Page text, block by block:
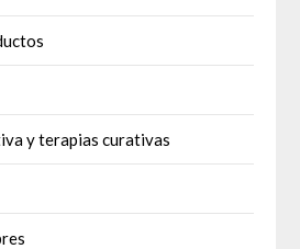
y terapias curativas